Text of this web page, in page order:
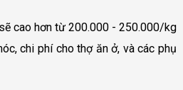
cao hơn từ 200.000 - 250.000/kg
chi phí cho thợ ăn ở, và các phụ